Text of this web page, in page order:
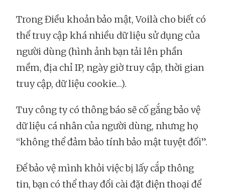
Trong Điều khoản bảo mật, Voilà cho biết có
thể truy cập khá nhiều dữ liệu sử dụng của
người dùng (hình ảnh bạn tải lên phần
mềm, địa chỉ IP, ngày giờ truy cập, thời gian
truy cập, dữ liệu cookie…).
Tuy công ty có thông báo sẽ cố gắng bảo vệ
dữ liệu cá nhân của người dùng, nhưng họ
“không thể đảm bảo tính bảo mật tuyệt đối”.
Để bảo vệ mình khỏi việc bị lấy cắp thông
tin, bạn có thể thay đổi cài đặt điện thoại để